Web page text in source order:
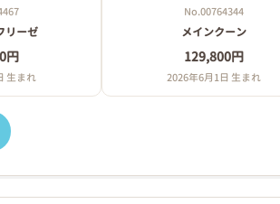
リーゼ
円
生まれ
No.00764344
メインクーン
129,800円
2026年6月1日 生まれ